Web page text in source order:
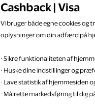
Badstil.dk
Webshop Bolig &
Cashback | Visa
Vi bruger både egne cookies og
oplysninger om din adfærd på
· Sikre funktionaliteten af
· Huske dine indstillinger og
· Lave statistik af hjemmesiden
· Målrette markedsføring til dig